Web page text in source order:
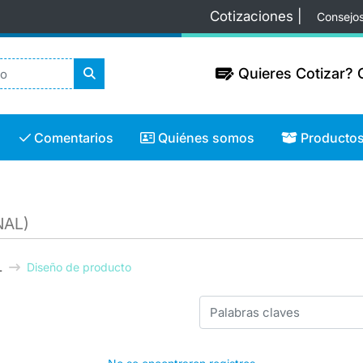
Cotizaciones |
Quieres Cotizar?
Quieres Cotizar?
Comentarios
Comentarios Quiénes somos
Quiénes somos Productos
Productos
Diseño de producto